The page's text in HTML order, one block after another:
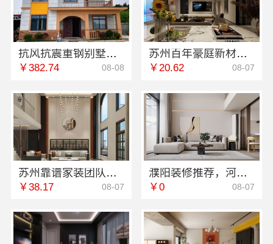
抗风抗震重钢别墅推荐-云南晟构建筑建材有限公司
￥382.74 08-08
苏州百年豪庭新材料有限公司-市区专业装修报价一览
￥20.62 08-07
苏州靠谱家装团队拎包入住苏州百年豪庭新材料有限公司
￥38.17 08-07
濮阳装修推荐，河南璟臻环保建材有限公司本地口碑之选
￥0 08-07